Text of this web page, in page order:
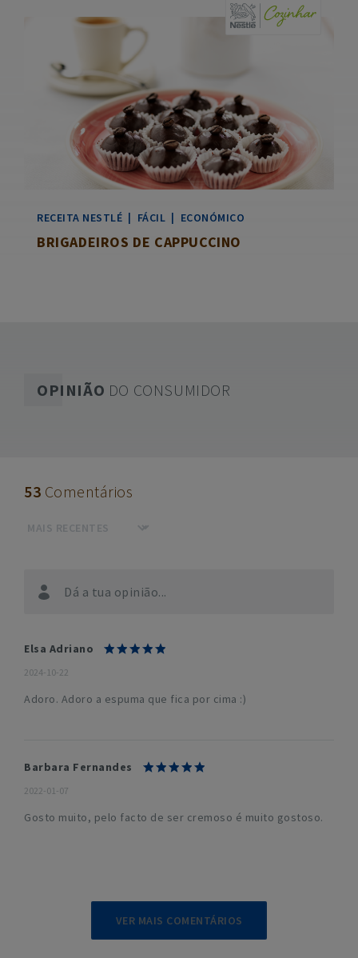
RECEITA NESTLÉ | FÁCIL | ECONÓMICO
BRIGADEIROS DE CAPPUCCINO
OPINIÃO DO CONSUMIDOR
Dá a tua opinião...
53 Comentários
Elsa Adriano
2024-10-22
Adoro. Adoro a espuma que fica por cima :)
Barbara Fernandes
2022-01-07
Gosto muito, pelo facto de ser cremoso é muito gostoso.
VER MAIS COMENTÁRIOS